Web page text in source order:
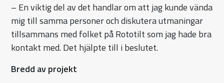
– En viktig del av det handlar om att jag kunde vända
mig till samma personer och diskutera utmaningar
tillsammans med folket på Rototilt som jag hade bra
kontakt med. Det hjälpte till i beslutet.
Bredd av projekt